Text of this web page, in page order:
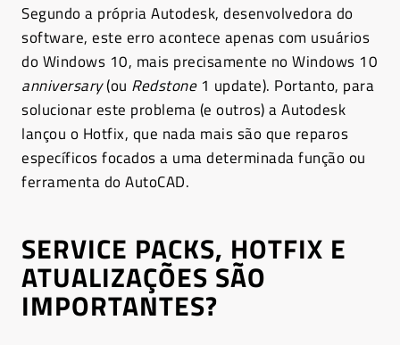
Segundo a própria Autodesk, desenvolvedora do
software, este erro acontece apenas com usuários
do Windows 10, mais precisamente no Windows 10
anniversary(ou Redstone1 update). Portanto, para
solucionar este problema (e outros) a Autodesk
lançou o Hotfix, que nada mais são que reparos
específicos focados a uma determinada função ou
ferramenta do AutoCAD.
SERVICE PACKS, HOTFIX E
ATUALIZAÇÕES SÃO
IMPORTANTES?